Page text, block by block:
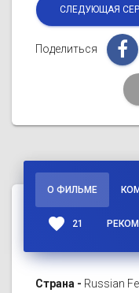
СЛЕДУЮЩАЯ
Поделиться
О ФИЛЬМЕ
favorite 21
Страна - Russian